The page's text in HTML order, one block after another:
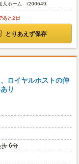
人ホーム /200649
あと2日
とりあえず保存
ロイヤルホストの仲
り
歩 6分